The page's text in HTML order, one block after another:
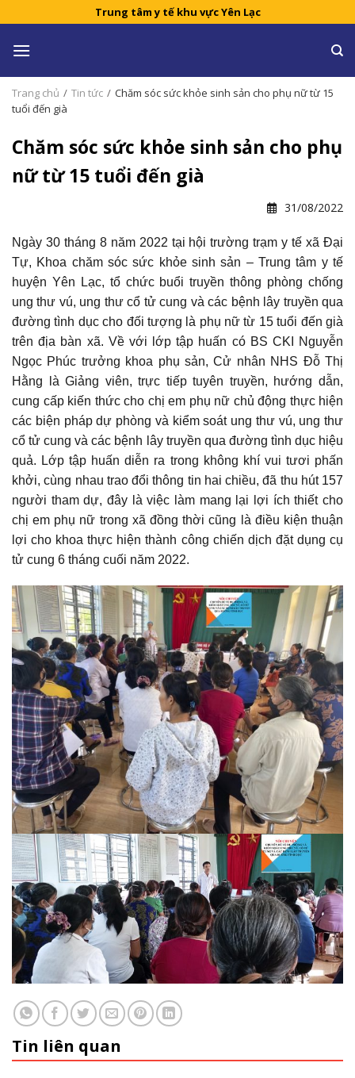
to
content
Trung tâm y tế khu vực Yên Lạc
Trang chủ / Tin tức / Chăm sóc sức khỏe sinh sản cho phụ nữ từ 15
tuổi đến già
Chăm sóc sức khỏe sinh sản cho phụ
nữ từ 15 tuổi đến già
31/08/2022
Ngày 30 tháng 8 năm 2022 tại hội trường trạm y tế xã Đại
Tự, Khoa chăm sóc sức khỏe sinh sản – Trung tâm y tế
huyện Yên Lạc, tổ chức buổi truyền thông phòng chống
ung thư vú, ung thư cổ tử cung và các bệnh lây truyền qua
đường tình dục cho đối tượng là phụ nữ từ 15 tuổi đến già
trên địa bàn xã. Về với lớp tập huấn có BS CKI Nguyễn
Ngọc Phúc trưởng khoa phụ sản, Cử nhân NHS Đỗ Thị
Hằng là Giảng viên, trực tiếp tuyên truyền, hướng dẫn,
cung cấp kiến thức cho chị em phụ nữ chủ động thực hiện
các biện pháp dự phòng và kiểm soát ung thư vú, ung thư
cổ tử cung và các bệnh lây truyền qua đường tình dục hiệu
quả. Lớp tập huấn diễn ra trong không khí vui tươi phấn
khởi, cùng nhau trao đổi thông tin hai chiều, đã thu hút 157
người tham dự, đây là việc làm mang lại lợi ích thiết cho
chị em phụ nữ trong xã đồng thời cũng là điều kiện thuận
lợi cho khoa thực hiện thành công chiến dịch đặt dụng cụ
tử cung 6 tháng cuối năm 2022.
Tin liên quan